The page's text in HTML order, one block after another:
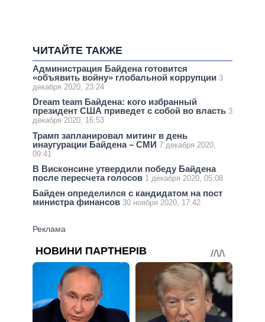
ЧИТАЙТЕ ТАКЖЕ
Администрация Байдена готовится
«объявить войну» глобальной коррупции 3
декабря 2020, 23:24
Dream team Байдена: кого избранный
президент США приведет с собой во власть 3
декабря 2020, 16:53
Трамп запланировал митинг в день
инаугурации Байдена – СМИ 7 декабря 2020,
09:41
В Висконсине утвердили победу Байдена
после пересчета голосов 1 декабря 2020, 05:08
Байден определился с кандидатом на пост
министра финансов 30 ноября 2020, 17:42